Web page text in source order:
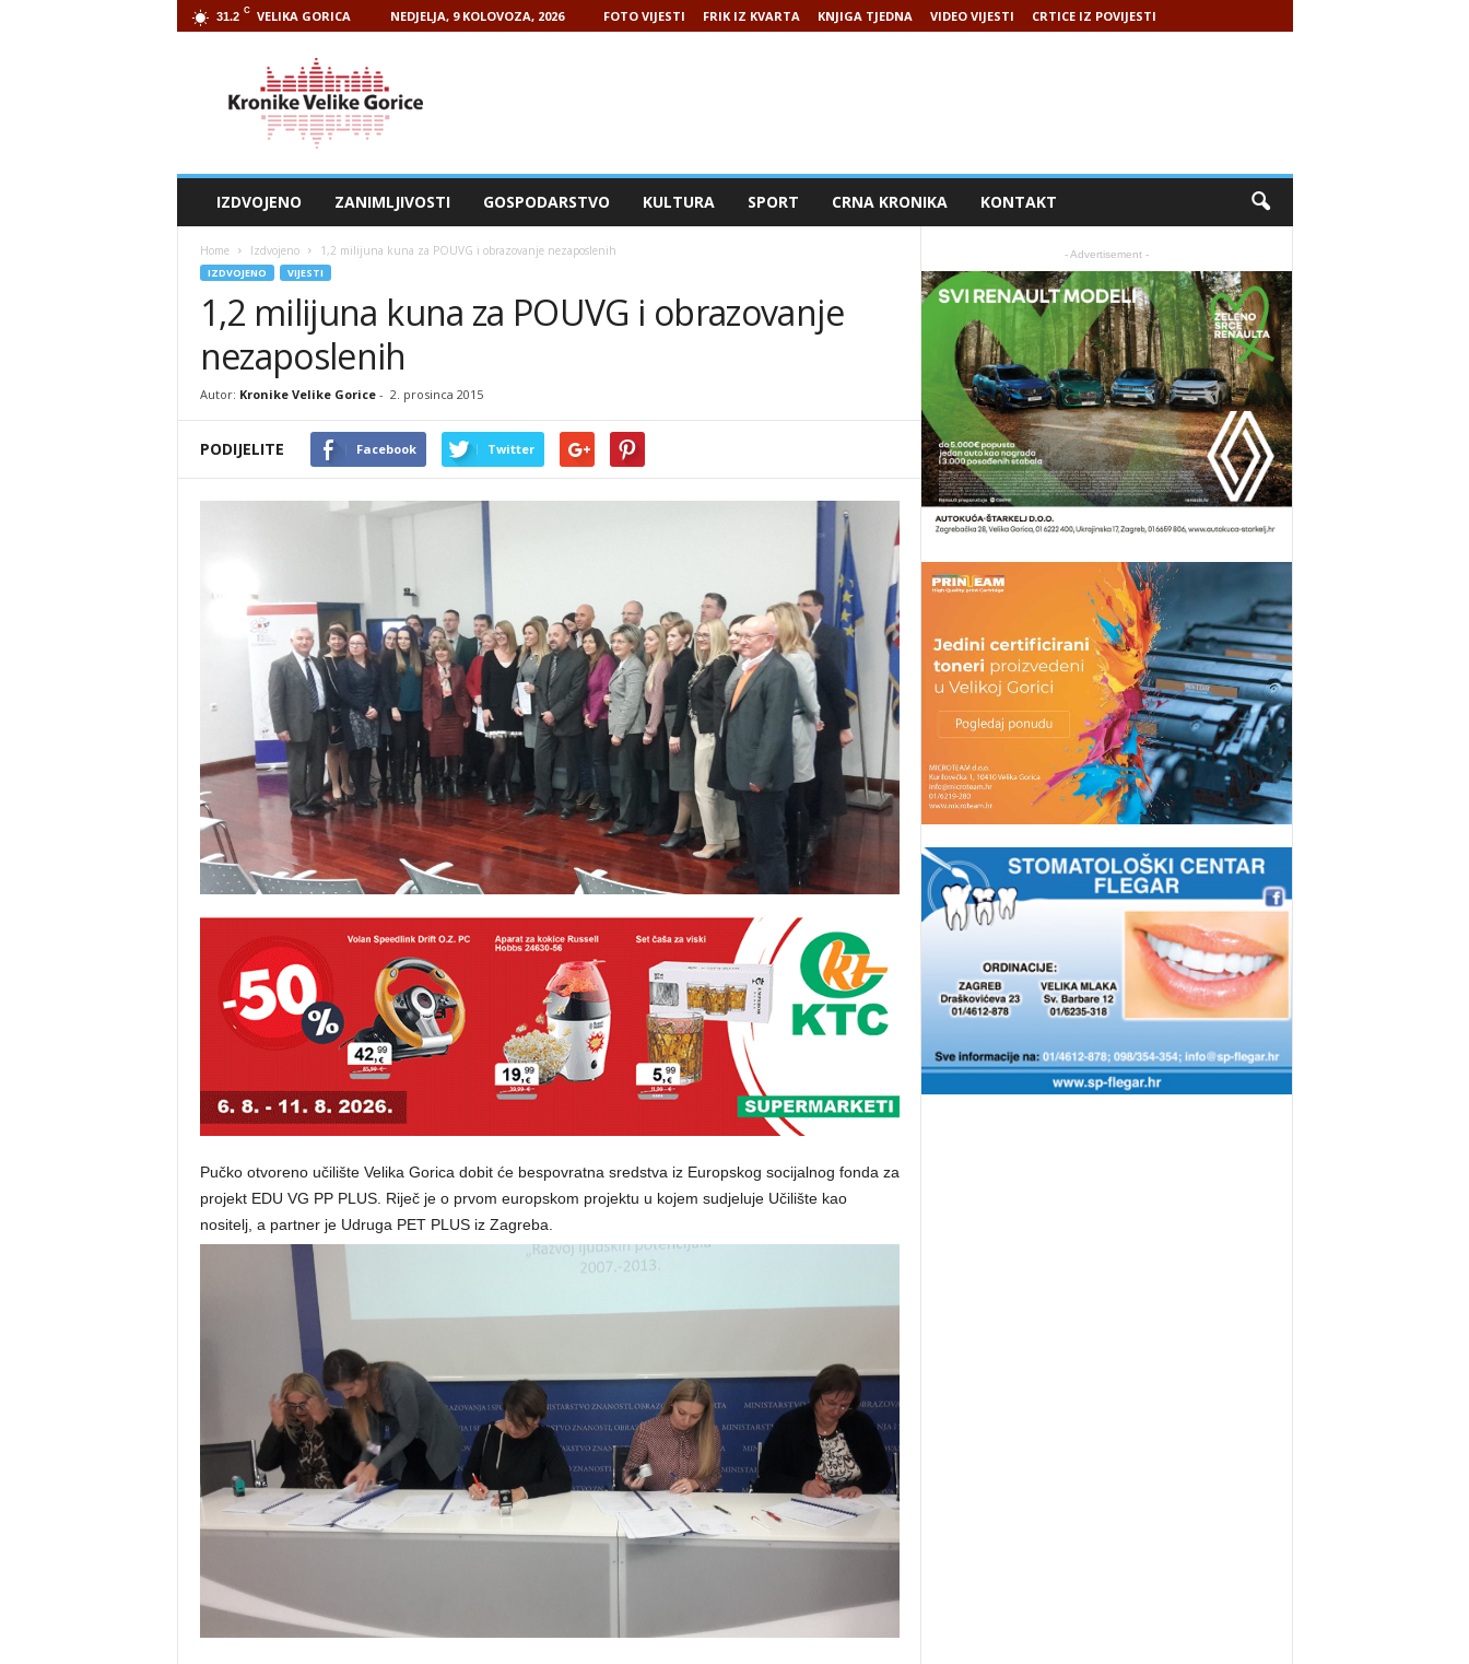
31.2 C VELIKA GORICA NEDJELJA, 9 KOLOVOZA, 2026 FOTO VIJESTI FRIK IZ KVARTA KNJIGA TJEDNA VIDEO VIJESTI CRTICE IZ POVIJESTI
IZDVOJENO ZANIMLJIVOSTI GOSPODARSTVO KULTURA SPORT CRNA KRONIKA KONTAKT
Home Izdvojeno 1,2 milijuna kuna za POUVG i obrazovanje nezaposlenih
IZDVOJENO VIJESTI
1,2 milijuna kuna za POUVG i obrazovanje
nezaposlenih
Autor: Kronike Velike Gorice- 2. prosinca 2015
PODIJELITE Facebook Twitter
Pučko otvoreno učilište Velika Gorica dobit će bespovratna sredstva iz Europskog socijalnog fonda za
projekt EDU VG PP PLUS. Riječ je o prvom europskom projektu u kojem sudjeluje Učilište kao
nositelj, a partner je Udruga PET PLUS iz Zagreba.
- Advertisement -